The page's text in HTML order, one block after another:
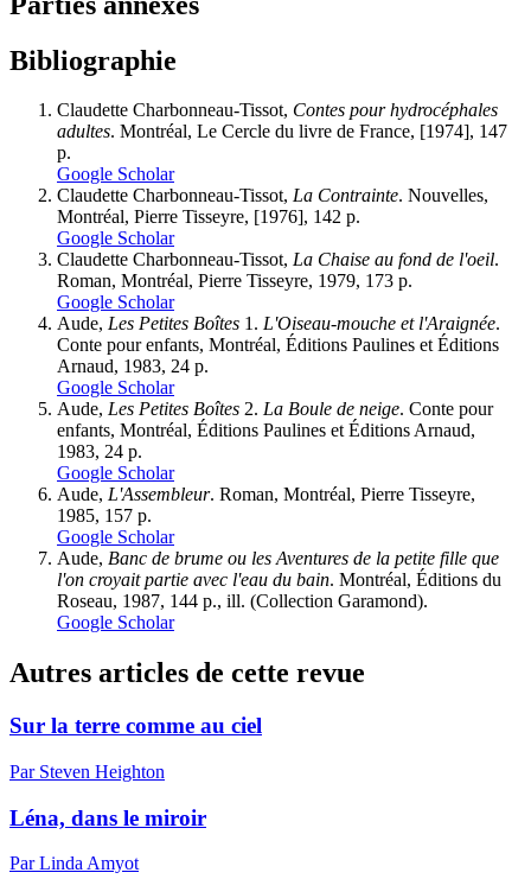
Bibliographie
Claudette Charbonneau-Tissot, Contes pour hydrocéphales
adultes. Montréal, Le Cercle du livre de France, [1974], 147
p.
Google Scholar
Claudette Charbonneau-Tissot, La Contrainte. Nouvelles,
Montréal, Pierre Tisseyre, [1976], 142 p.
Google Scholar
Claudette Charbonneau-Tissot, La Chaise au fond de l'oeil.
Roman, Montréal, Pierre Tisseyre, 1979, 173 p.
Google Scholar
Aude, Les Petites Boîtes 1. L'Oiseau-mouche et l'Araignée.
Conte pour enfants, Montréal, Éditions Paulines et Éditions
Arnaud, 1983, 24 p.
Google Scholar
Aude, Les Petites Boîtes 2. La Boule de neige. Conte pour
enfants, Montréal, Éditions Paulines et Éditions Arnaud,
1983, 24 p.
Google Scholar
Aude, L'Assembleur. Roman, Montréal, Pierre Tisseyre,
1985, 157 p.
Google Scholar
Aude, Banc de brume ou les Aventures de la petite fille que
l'on croyait partie avec l'eau du bain. Montréal, Éditions du
Roseau, 1987, 144 p., ill. (Collection Garamond).
Google Scholar
Autres articles de cette revue
Sur la terre comme au ciel
Par Steven Heighton
Léna, dans le miroir
Par Linda Amyot